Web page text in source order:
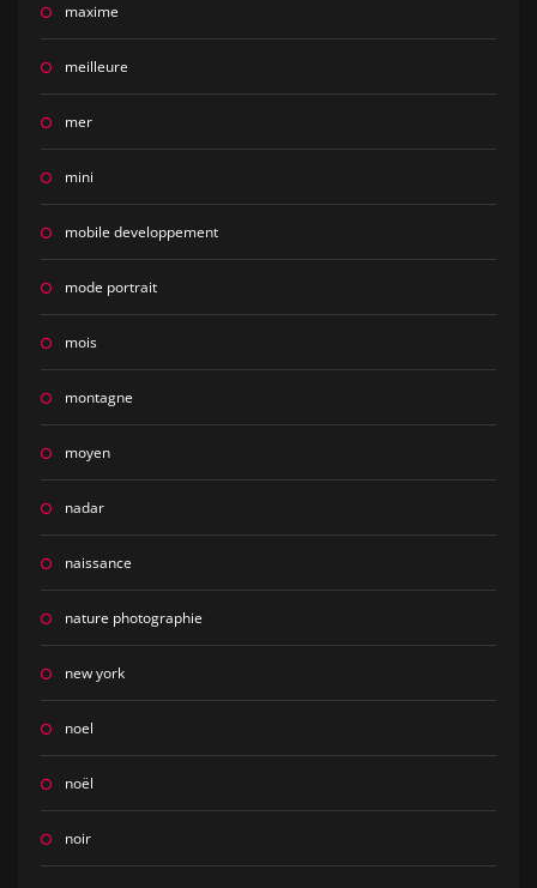
maxime
meilleure
mer
mini
mobile developpement
mode portrait
mois
montagne
moyen
nadar
naissance
nature photographie
new york
noel
noël
noir